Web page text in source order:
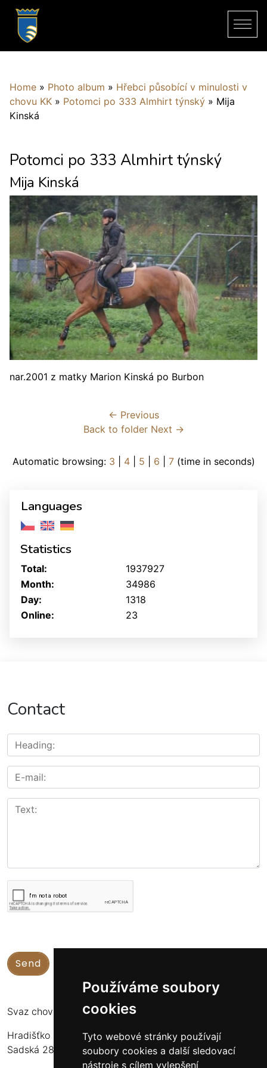
Používáme soubory
cookies
Tyto webové stránky používají
soubory cookies a další sledovací
nástroje s cílem vylepšení
Home » Photo album » Hřebci působící v minulosti v
chovu KK » Potomci po 333 Almhirt týnský » Mija
Kinská
Potomci po 333 Almhirt týnský
Mija Kinská
nar.2001 z matky Marion Kinská po Burbon
← Previous
Back to folder Next →
Automatic browsing: 3 4| 5 6 7(time in seconds)
Languages
Statistics
Online: 23
Total:
1937927
Month:
34986
Day:
1318
Contact
Svaz chovatelů koní Kinských
Hradišťko u Sadské 126
Sadská 289 12